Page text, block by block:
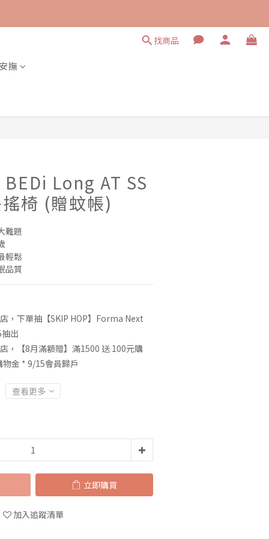
找商品
撫
Long AT SS
椅 (贈蚊帳)
難題
輕鬆
品質
，下單抽【SKIP HOP】Forma Next
出
，【8月滿額贈】滿1500 送 100元購
金 * 9/15會員歸戶
查看更多
立即購買
加入追蹤清單